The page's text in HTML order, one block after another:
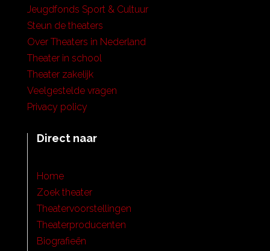
Jeugdfonds Sport & Cultuur
Steun de theaters
Over Theaters in Nederland
Theater in school
Theater zakelijk
Veelgestelde vragen
Privacy policy
Direct naar
Home
Zoek theater
Theatervoorstellingen
Theaterproducenten
Biografieën